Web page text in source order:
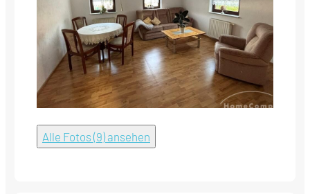
Alle Fotos (9) ansehen